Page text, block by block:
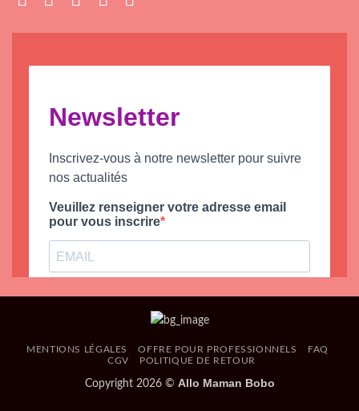
MENTIONS LÉGALES OFFRE POUR PROFESSIONNELS
FAQ
CGV
POLITIQUE DE RETOUR
Copyright 2026 © Allo Maman Bobo